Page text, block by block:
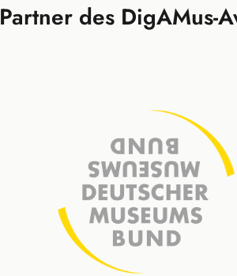
Partner des DigAMus-